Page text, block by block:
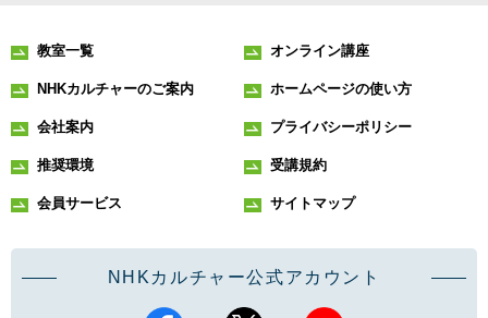
教室一覧 オンライン講座
NHKカルチャーのご案内 ホームページの使い方
会社案内 プライバシーポリシー
推奨環境 受講規約
会員サービス サイトマップ
NHKカルチャー公式アカウント